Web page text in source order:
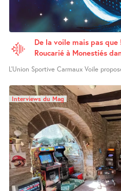
De la voile mais pas que
Roucarié à Monestiés
L’Union Sportive Carmaux Voile
Interviews du Mag